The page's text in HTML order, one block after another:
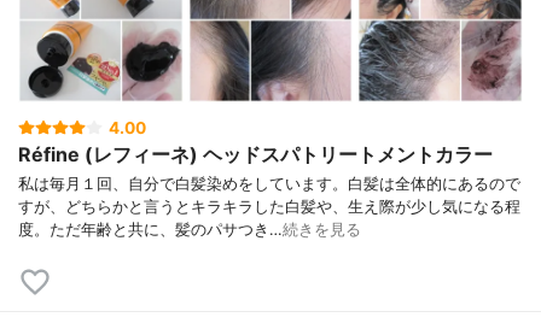
4.00
Réfine (レフィーネ) ヘッドスパトリートメントカラー
私は毎月１回、自分で白髪染めをしています。白髪は全体的にあるので
すが、どちらかと言うとキラキラした白髪や、生え際が少し気になる程
度。ただ年齢と共に、髪のパサつき…続きを見る